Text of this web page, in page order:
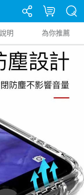
明 為你推薦